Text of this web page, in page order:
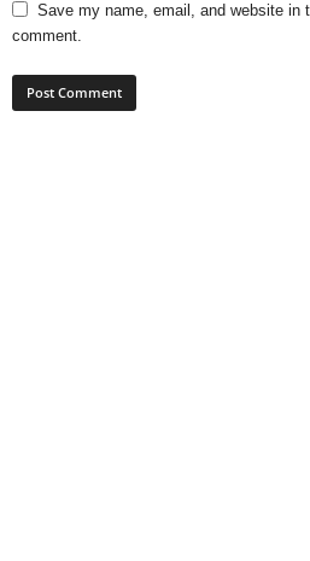
Save my name, email, and website in
comment.